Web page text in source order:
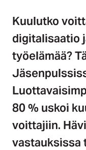
Kuulutko
digitalisaatio
työelämää?
80 % uskoi
voittajiin.
vastauksissa